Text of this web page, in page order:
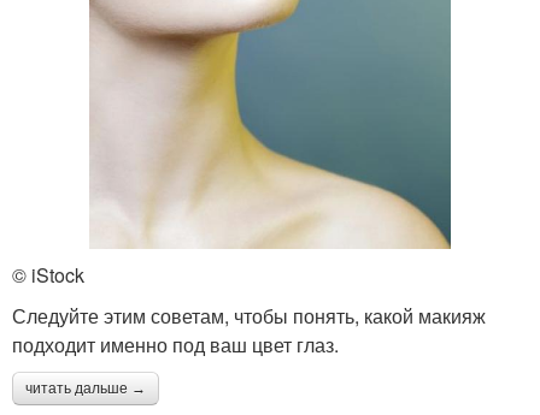
© iStock
Следуйте этим советам, чтобы понять, какой макияж
подходит именно под ваш цвет глаз.
читать дальше →